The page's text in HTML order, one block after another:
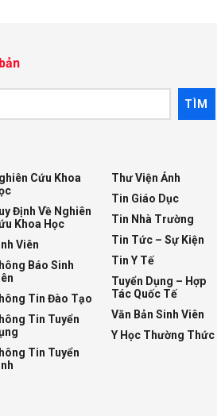
TÌM
Cứu Khoa
Định Về Nghiên
Khoa Học
Viên
Báo Sinh
Tin Đào Tạo
Tin Tuyển
Tin Tuyển
Thư Viện Ảnh
Tin Giáo Dục
Tin Nhà Trường
Tin Tức – Sự Kiện
Tin Y Tế
Tuyển Dụng – Hợp
Tác Quốc Tế
Văn Bản Sinh Viên
Y Học Thường Thức